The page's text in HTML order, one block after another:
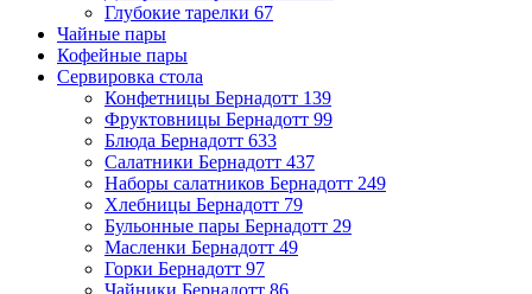
Глубокие тарелки 67
Чайные пары
Кофейные пары
Сервировка стола
Конфетницы Бернадотт 139
Фруктовницы Бернадотт 99
Блюда Бернадотт 633
Салатники Бернадотт 437
Наборы салатников Бернадотт 249
Хлебницы Бернадотт 79
Бульонные пары Бернадотт 29
Масленки Бернадотт 49
Горки Бернадотт 97
Чайники Бернадотт 86